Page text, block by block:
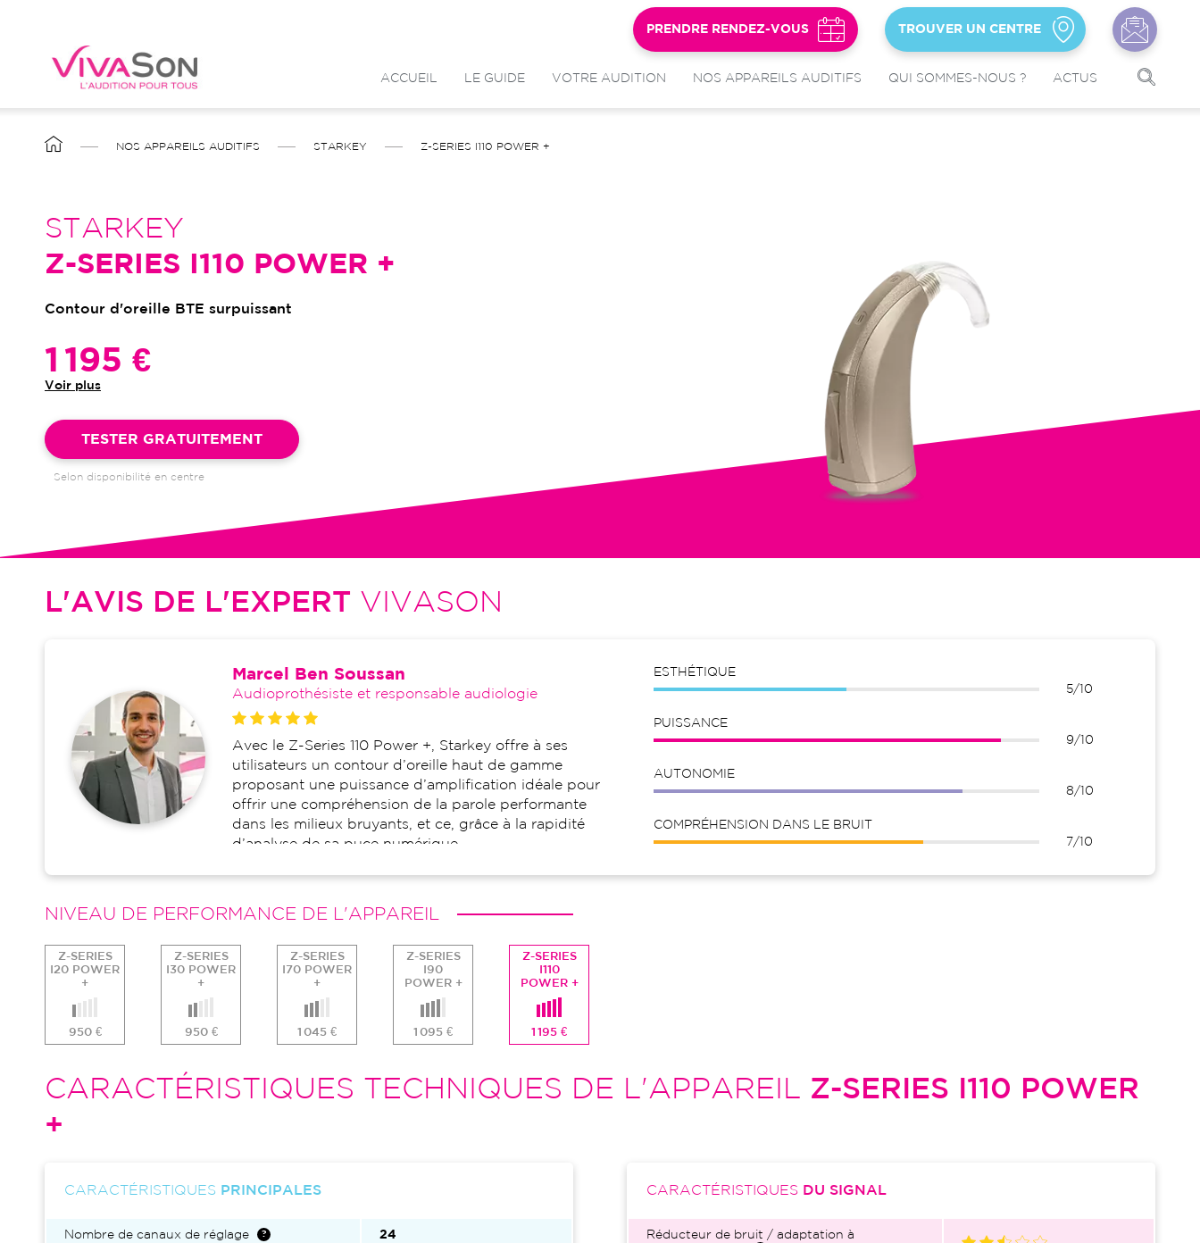
contenu
ACCUEIL LE GUIDE VOTRE AUDITION NOS APPAREILS AUDITIFS QUI SOMMES-NOUS ? ACTUS
PRENDRE RENDEZ-VOUS TROUVER UN CENTRE
FIL
NOS APPAREILS AUDITIFS STARKEY Z-SERIES I110 POWER +
STARKEY
Z-SERIES I110 POWER +
Contour d'oreille BTE surpuissant
1 195 €
Voir plus
TESTER GRATUITEMENT
Selon disponibilité en centre
L'AVIS DE L'EXPERT VIVASON
Marcel Ben Soussan
Audioprothésiste et responsable audiologie
Avec le Z-Series 110 Power +, Starkey offre à ses
utilisateurs un contour d’oreille haut de gamme
proposant une puissance d’amplification idéale pour
offrir une compréhension de la parole performante
dans les milieux bruyants, et ce, grâce à la rapidité
d’analyse de sa puce numérique.
ESTHÉTIQUE
5/10
PUISSANCE
9/10
AUTONOMIE
8/10
COMPRÉHENSION DANS LE BRUIT
7/10
NIVEAU DE PERFORMANCE DE L'APPAREIL
Z-SERIES
I20 POWER
+
950 €
Z-SERIES
I30 POWER
+
950 €
Z-SERIES
I70 POWER
+
1 045 €
Z-SERIES
I90
POWER +
1 095 €
Z-SERIES
I110
POWER +
1 195 €
CARACTÉRISTIQUES TECHNIQUES DE L'APPAREIL Z-SERIES I110 POWER
+
CARACTÉRISTIQUES PRINCIPALES
Nombre de canaux de réglage 24
CARACTÉRISTIQUES DU SIGNAL
Réducteur de bruit / adaptation à